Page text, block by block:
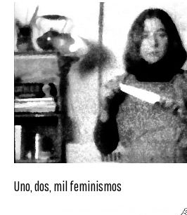
Uno, dos, mil feminismos